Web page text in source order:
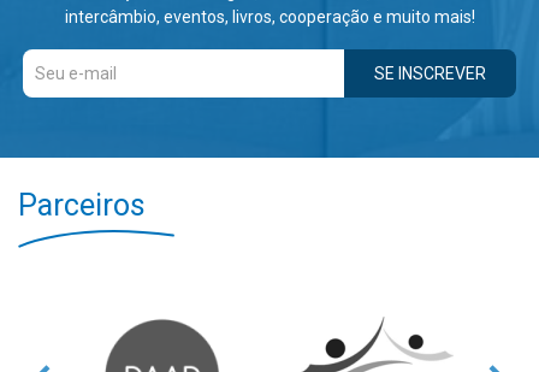
intercâmbio, eventos, livros, cooperação e muito mais!
SE INSCREVER
Parceiros